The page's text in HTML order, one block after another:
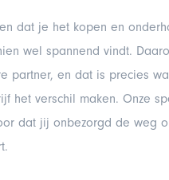
Aygo
dat je het kopen en
wel spannend vindt.
partner, en dat is precies
het verschil maken. Onze
dat jij onbezorgd de weg